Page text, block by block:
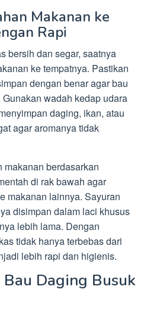
Makanan ke
Rapi
bersih dan segar, saatnya
ke tempatnya. Pastikan
dengan benar agar bau
wadah kedap udara
daging, ikan, atau
agar aromanya tidak
berdasarkan
di rak bawah agar
makanan lainnya. Sayuran
disimpan dalam laci khusus
lebih lama. Dengan
tidak hanya terbebas dari
lebih rapi dan higienis.
Daging Busuk